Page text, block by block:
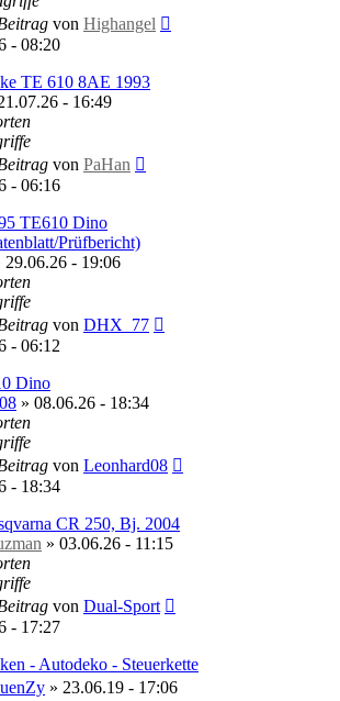
von Highangel
- 08:20
TE 610 8AE 1993
- 16:49
von PaHan
- 06:16
TE610 Dino
Prüfbericht)
29.06.26 - 19:06
von DHX_77
- 06:12
Dino
» 08.06.26 - 18:34
von Leonhard08
- 18:34
CR 250, Bj. 2004
» 03.06.26 - 11:15
von Dual-Sport
- 17:27
- Autodeko - Steuerkette
» 23.06.19 - 17:06